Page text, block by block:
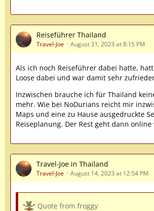
Reiseführer Thailand
Travel-Joe August 31, 2023 at 8:15 PM
Als ich noch Reiseführer dabei hatte,
Loose dabei und war damit sehr
Inzwischen brauche ich für Thailand
mehr. Wie bei NoDurians reicht mir
Maps und eine zu Hause ausgedruckte
Reiseplanung. Der Rest geht dann online
Travel-Joe in Thailand
Travel-Joe August 14, 2023 at 12:54 PM
Quote from froggy